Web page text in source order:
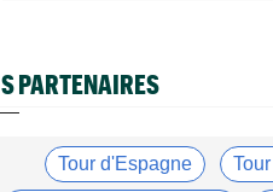
Tour de France Femmes
Chaînes et Horaires… La diffusion
Route
PARTENAIRES
Tour d'Espagne